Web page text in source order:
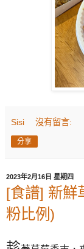
Sisi 沒有留言:
分享
2023年2月16日 星期四
[食譜] 新鮮
粉比例)